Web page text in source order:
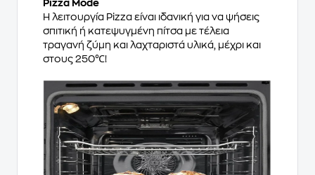
Pizza Mode
Η λειτουργία Pizza είναι ιδανική για να ψήσεις
σπιτική ή κατεψυγμένη πίτσα με τέλεια
τραγανή ζύμη και λαχταριστά υλικά, μέχρι και
στους 250℃!